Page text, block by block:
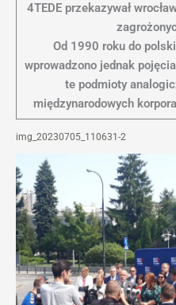
4TEDE przekazywał
Od 1990 roku do
wprowadzono jednak
te podmioty
międzynarodowych
img_20230705_110631-2